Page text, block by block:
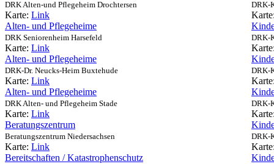
DRK Alten-und Pflegeheim Drochtersen
Karte: Link
DRK-
Alten- und Pflegeheime
DRK Seniorenheim Harsefeld
Karte: Link
DRK-
Alten- und Pflegeheime
DRK-Dr. Neucks-Heim Buxtehude
Karte: Link
DRK-
Alten- und Pflegeheime
DRK Alten- und Pflegeheim Stade
Karte: Link
DRK-
Beratungszentrum
Beratungszentrum Niedersachsen
Karte: Link
DRK-
Bereitschaften / Katastrophenschutz